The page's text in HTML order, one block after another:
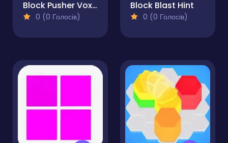
Block Pusher Voxel World 3D
0 (0 Голосів)
Block Blast Hint
0 (0 Голосів)